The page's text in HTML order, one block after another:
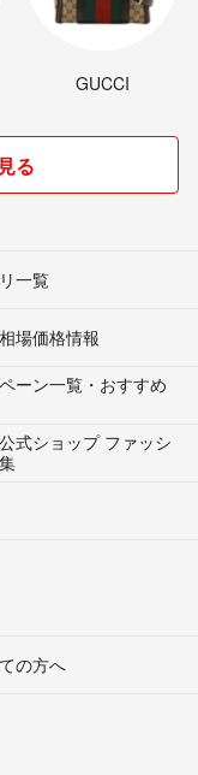
GUCCI
る
一覧
場価格情報
ーン一覧・おすすめ
式ショップ ファッシ
の方へ